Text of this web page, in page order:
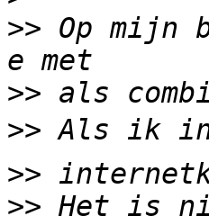
>> Op mijn
>>
>>
>>
>> Het is